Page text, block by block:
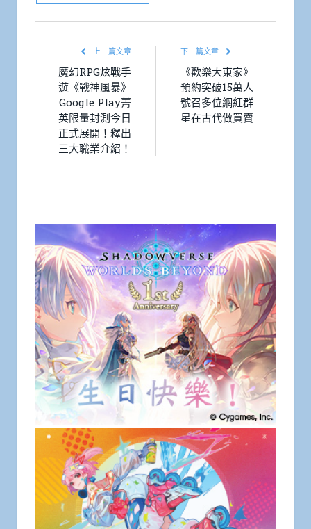
上一篇文章
魔幻RPG炫戰手
遊《戰神風暴》
Google Play菁
英限量封測今日
正式展開！釋出
三大職業介紹！
下一篇文章
《歡樂大東家》
預約突破15萬人
號召多位網紅群
星在古代做買賣